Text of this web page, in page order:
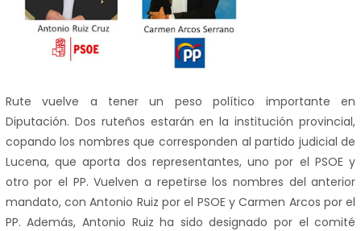
Rute vuelve a tener un peso político importante en
Diputación. Dos ruteños estarán en la institución provincial,
copando los nombres que corresponden al partido judicial de
Lucena, que aporta dos representantes, uno por el PSOE y
otro por el PP. Vuelven a repetirse los nombres del anterior
mandato, con Antonio Ruiz por el PSOE y Carmen Arcos por el
PP. Además, Antonio Ruiz ha sido designado por el comité